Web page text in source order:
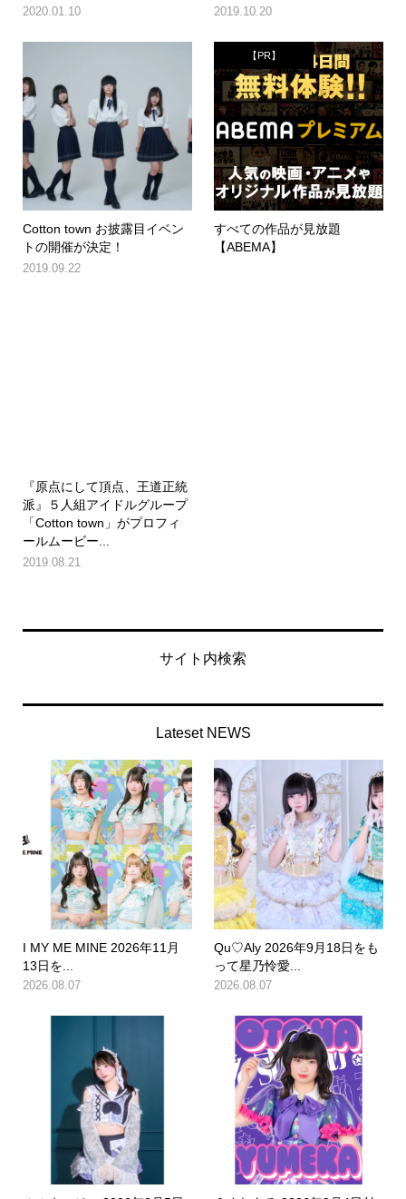
2020.01.10 2019.10.20
Cotton town お披露目イベン
トの開催が決定！
2019.09.22
【PR】
すべての作品が見放題
【ABEMA】
『原点にして頂点、王道正統
派』５人組アイドルグループ
「Cotton town」がプロフィ
ールムービー...
2019.08.21
サイト内検索
Lateset NEWS
I MY ME MINE 2026年11月
13日を...
2026.08.07
Qu♡Aly 2026年9月18日をも
って星乃怜愛...
2026.08.07